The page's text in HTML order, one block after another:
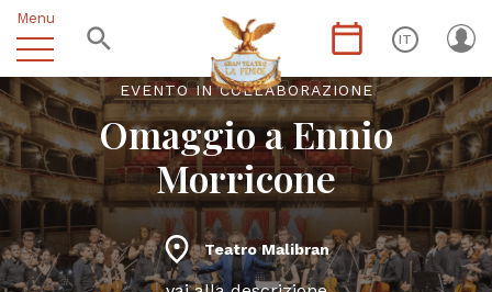
Menu
IT
EVENTO IN COLLABORAZIONE
Omaggio a Ennio
Morricone
Teatro Malibran